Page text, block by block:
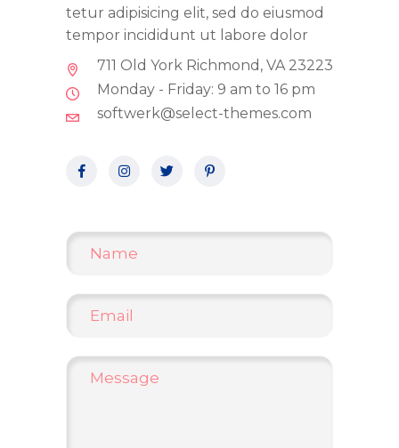
tetur adipisicing elit, sed do eiusmod
tempor incididunt ut labore dolor
711 Old York Richmond, VA 23223
Monday - Friday: 9 am to 16 pm
softwerk@select-themes.com